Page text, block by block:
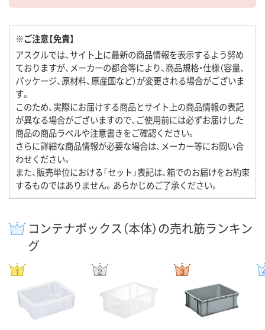
※ご注意【免責】
アスクルでは、サイト上に最新の商品情報を表示するよう努め
ておりますが、メーカーの都合等により、商品規格・仕様（容量、
パッケージ、原材料、原産国など）が変更される場合がございま
す。
このため、実際にお届けする商品とサイト上の商品情報の表記
が異なる場合がございますので、ご使用前には必ずお届けした
商品の商品ラベルや注意書きをご確認ください。
さらに詳細な商品情報が必要な場合は、メーカー等にお問い合
わせください。
また、販売単位における「セット」表記は、箱でのお届けをお約束
するものではありません。あらかじめご了承ください。
コンテナボックス（本体）の売れ筋ランキン
グ